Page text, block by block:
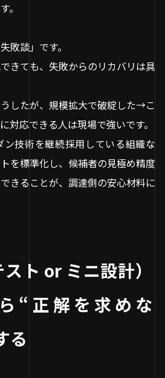
。
敗談」です。
きても、失敗からのリカバリは具
うしたが、規模拡大で破綻した→こ
対応できる人は現場で強いです。
技術を継続採用している組織な
を標準化し、候補者の見極め精度
きることが、調達側の安心材料に
ト or ミニ設計）
“正解を求めな
る